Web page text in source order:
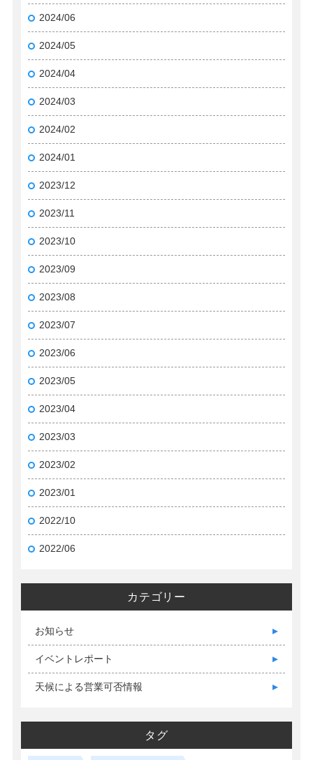
2024/06
2024/05
2024/04
2024/03
2024/02
2024/01
2023/12
2023/11
2023/10
2023/09
2023/08
2023/07
2023/06
2023/05
2023/04
2023/03
2023/02
2023/01
2022/10
2022/06
カテゴリー
お知らせ
イベントレポート
天候による営業可否情報
タグ